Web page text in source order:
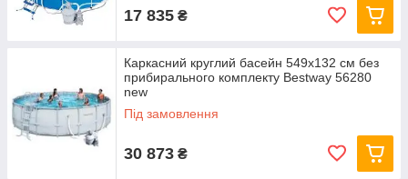
17 835 ₴
Каркасний круглий басейн 549x132 см без
прибирального комплекту Bestway 56280
new
Під замовлення
30 873 ₴